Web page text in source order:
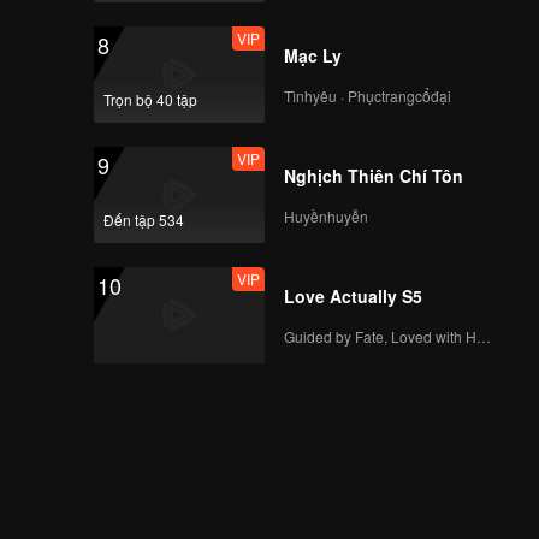
8
Trọn bộ 40 tập
VIP
Mạc Ly
Tìnhyêu · Phụctrangcổđại
9
Đến tập 534
VIP
Nghịch Thiên Chí Tôn
Huyềnhuyễn
10 VIP
Love Actually S5